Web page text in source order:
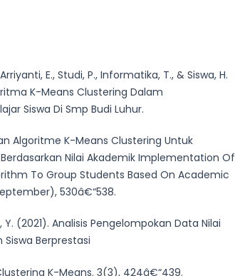
E., Studi, P., Informatika, T., & Siswa, H.
K-Means Clustering Dalam
Siswa Di Smp Budi Luhur.
Algoritme K-Means Clustering Untuk
Nilai Akademik Implementation Of
To Group Students Based On Academic
530â€“538.
Y. (2021). Analisis Pengelompokan Data Nilai
Berprestasi
K-Means. 3(3), 424â€“439.